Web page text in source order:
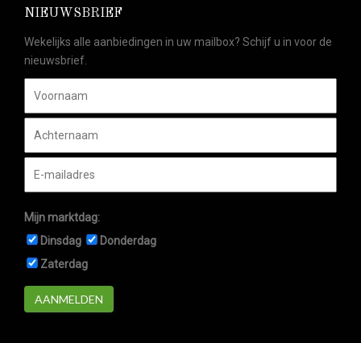
NIEUWSBRIEF
Wekelijks alle aanbiedingen in uw mailbox? Schijf u in voor de
nieuwsbrief.
Mijn marktdag:
Dinsdag
Donderdag
Zaterdag
AANMELDEN